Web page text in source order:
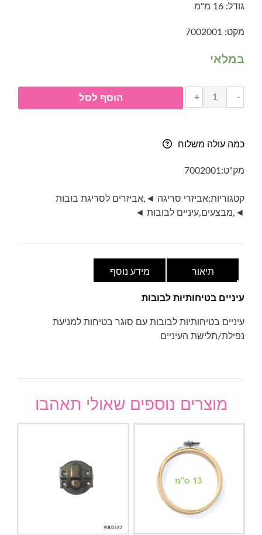
גודל: 16 מ"מ
מקט: 7002001
במלאי
-
כמות
של
לבובות
+ הוסף לסל
כמה עולה משלוח
מק"ט: 7002001
קטגוריות:אביזרי סריגה ◄ ,אביזרים לסריגת בובות
◄
,מבצעים,עיניים לבובות ◄
תיאור מידע נוסף
עיניים בטיחותיות לבובות
עיניים בטיחותיות לבובות עם סוגר בטיחות למניעת
נפילת/תלישת העיניים
מוצרים נוספים שאולי תאהבו